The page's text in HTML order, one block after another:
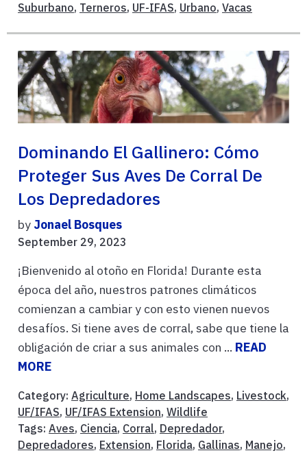
Suburbano, Terneros, UF-IFAS, Urbano, Vacas
Dominando El Gallinero: Cómo
Proteger Sus Aves De Corral De
Los Depredadores
by Jonael Bosques
September 29, 2023
¡Bienvenido al otoño en Florida! Durante esta
época del año, nuestros patrones climáticos
comienzan a cambiar y con esto vienen nuevos
desafíos. Si tiene aves de corral, sabe que tiene la
obligación de criar a sus animales con ... READ
MORE
Category: Agriculture, Home Landscapes, Livestock,
UF/IFAS, UF/IFAS Extension, Wildlife
Tags: Aves, Ciencia, Corral, Depredador,
Depredadores, Extension, Florida, Gallinas, Manejo,